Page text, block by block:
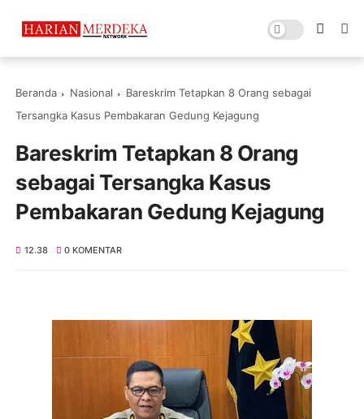
Beranda Nasional
Bareskrim Tetapkan 8 Orang sebagai
Tersangka Kasus Pembakaran Gedung Kejagung
Bareskrim Tetapkan 8 Orang
sebagai Tersangka Kasus
Pembakaran Gedung Kejagung
12.38 0 KOMENTAR